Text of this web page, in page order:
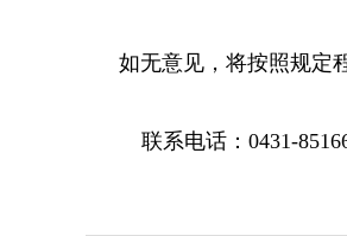
如无意见，将按照规定
联系电话：0431-